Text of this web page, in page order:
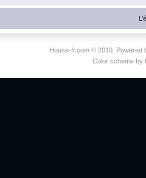
House-fr.com © 2010. Powered
Color scheme by